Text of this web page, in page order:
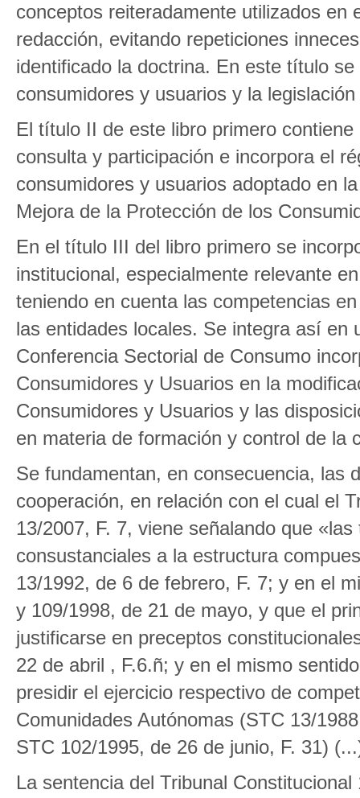
conceptos reiteradamente utilizados en
redacción, evitando repeticiones
identificado la doctrina. En este título
consumidores y usuarios y la
El título II de este libro primero
consulta y participación e incorpora el
consumidores y usuarios adoptado en
Mejora de la Protección de los
En el título III del libro primero se
institucional, especialmente relevante
teniendo en cuenta las competencias
las entidades locales. Se integra así
Conferencia Sectorial de Consumo
Consumidores y Usuarios en la
Consumidores y Usuarios y las
en materia de formación y control de la
Se fundamentan, en consecuencia, las
cooperación, en relación con el cual el
13/2007, F. 7, viene señalando que
consustanciales a la estructura
13/1992, de 6 de febrero, F. 7; y en el
y 109/1998, de 21 de mayo, y que el
justificarse en preceptos
22 de abril , F.6.ñ; y en el mismo
presidir el ejercicio respectivo de
Comunidades Autónomas (STC 13/
STC 102/1995, de 26 de junio, F. 31)
La sentencia del Tribunal